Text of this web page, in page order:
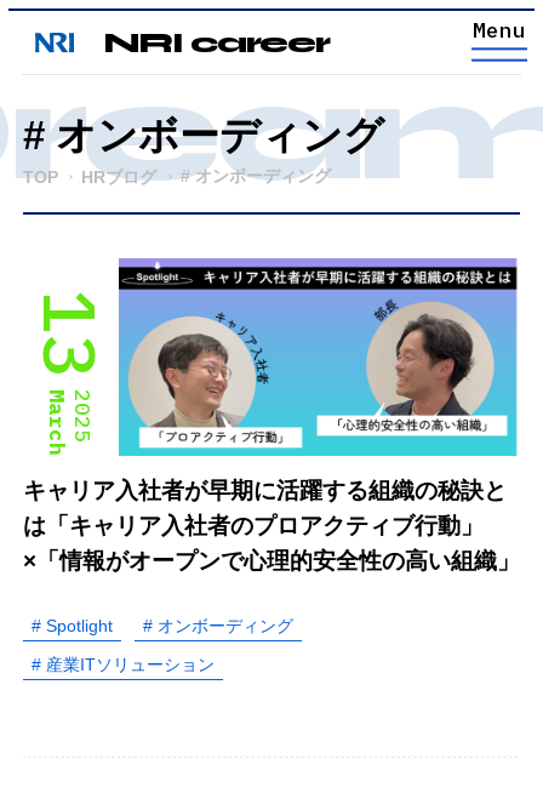
NRI career
# オンボーディング
TOP HRブログ # オンボーディング
13
2025
March
キャリア入社者が早期に活躍する組織の秘訣と
は「キャリア入社者のプロアクティブ行動」
×「情報がオープンで心理的安全性の高い組織」
# Spotlight # オンボーディング
# 産業ITソリューション